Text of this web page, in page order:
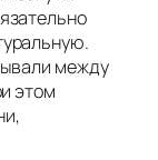
между
этом